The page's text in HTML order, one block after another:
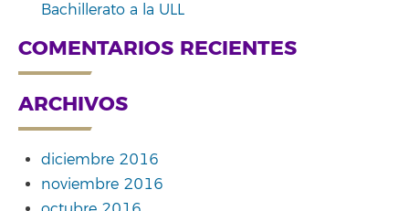
Bachillerato a la ULL
COMENTARIOS RECIENTES
ARCHIVOS
diciembre 2016
noviembre 2016